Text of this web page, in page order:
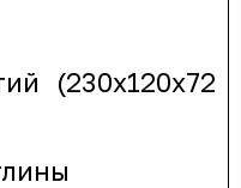
(230х120х72